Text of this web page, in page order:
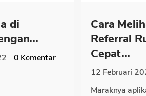
di
0 Komentar
Cara
Referral
Cepat...
12 Februari
Maraknya